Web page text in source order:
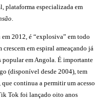
plataforma especializada em
.
2012, é “explosiva” em todo
em espiral ameaçando já
popular em Angola. É importante
(disponível desde 2004), tem
continua a permitir um acesso
Tok foi lançado oito anos